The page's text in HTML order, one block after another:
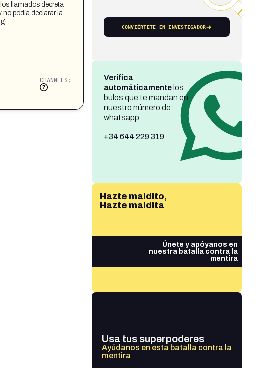
llamados decreta
no podía declarar la
CHANNELS:
CONVIÉRTETE EN INVESTIGADOR
Verifica
automáticamentelos
bulos que te mandan en
nuestro número de
whatsapp
+34 644 229 319
Hazte maldito,
Hazte maldita
Únete y apóyanos en
nuestra batalla contra la
mentira
Usa tus superpoderes
Ayúdanos en esta batalla contra la
mentira